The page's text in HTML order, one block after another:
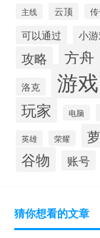
主线 云顶
可以通过 小
攻略 方舟
洛克 游戏
玩家 电脑
英雄 荣耀
谷物 账号
猜你想看的文章